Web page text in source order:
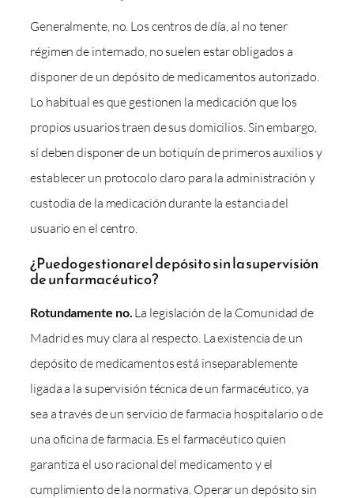
Generalmente, no. Los centros de día, al no tener
régimen de internado, no suelen estar obligados a
disponer de un depósito de medicamentos autorizado.
Lo habitual es que gestionen la medicación que los
propios usuarios traen de sus domicilios. Sin embargo,
sí deben disponer de un botiquín de primeros auxilios y
establecer un protocolo claro para la administración y
custodia de la medicación durante la estancia del
usuario en el centro.
¿Puedo gestionar el depósito sin la supervisión
de un farmacéutico?
Rotundamente no. La legislación de la Comunidad de
Madrid es muy clara al respecto. La existencia de un
depósito de medicamentos está inseparablemente
ligada a la supervisión técnica de un farmacéutico, ya
sea a través de un servicio de farmacia hospitalario o de
una oficina de farmacia. Es el farmacéutico quien
garantiza el uso racional del medicamento y el
cumplimiento de la normativa. Operar un depósito sin